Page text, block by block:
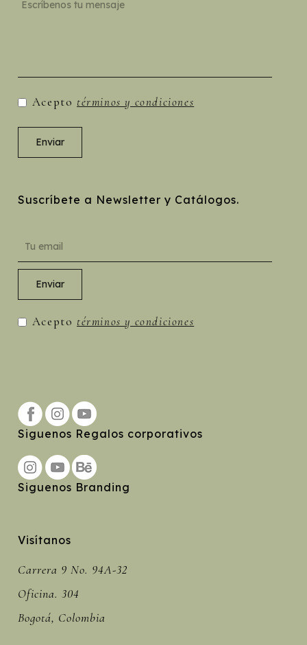
Acepto términos y condiciones
Suscríbete a Newsletter y Catálogos.
Acepto términos y condiciones
Siguenos Regalos corporativos
Siguenos Branding
Visítanos
Carrera 9 No. 94A-32
Oficina. 304
Bogotá, Colombia